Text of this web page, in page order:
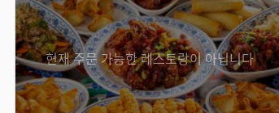
현재 주문 가능한 레스토랑이 아닙니다